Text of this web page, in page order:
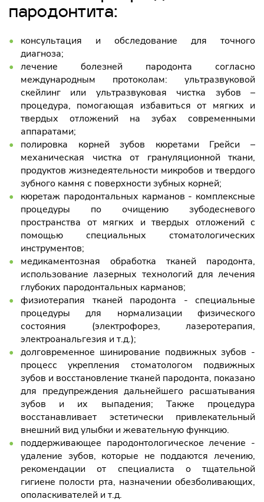
пародонтита:
консультация и обследование для точного
диагноза;
лечение болезней пародонта согласно
международным протоколам: ультразвуковой
скейлинг или ультразвуковая чистка зубов –
процедура, помогающая избавиться от мягких и
твердых отложений на зубах современными
аппаратами;
полировка корней зубов кюретами Грейси –
механическая чистка от грануляционной ткани,
продуктов жизнедеятельности микробов и твердого
зубного камня с поверхности зубных корней;
кюретаж пародонтальных карманов - комплексные
процедуры по очищению зубодесневого
пространства от мягких и твердых отложений с
помощью специальных стоматологических
инструментов;
медикаментозная обработка тканей пародонта,
использование лазерных технологий для лечения
глубоких пародонтальных карманов;
физиотерапия тканей пародонта - специальные
процедуры для нормализации физического
состояния (электрофорез, лазеротерапия,
электроанальгезия и т.д.);
долговременное шинирование подвижных зубов -
процесс укрепления стоматологом подвижных
зубов и восстановление тканей пародонта, показано
для предупреждения дальнейшего расшатывания
зубов и их выпадения; Также процедура
восстанавливает эстетически привлекательный
внешний вид улыбки и жевательную функцию.
поддерживающее пародонтологическое лечение -
удаление зубов, которые не поддаются лечению,
рекомендации от специалиста о тщательной
гигиене полости рта, назначении обезболивающих,
ополаскивателей и т.д.